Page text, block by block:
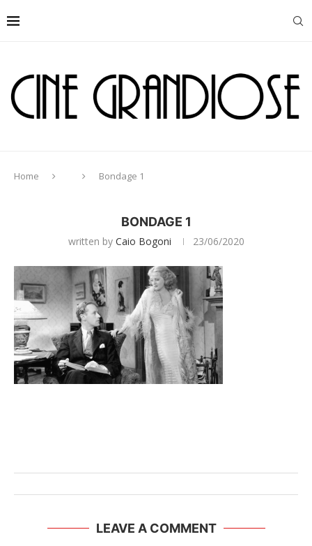
Home Bondage 1
BONDAGE 1
written by Caio Bogoni 23/06/2020
LEAVE A COMMENT